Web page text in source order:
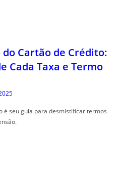
Cartão de Crédito:
Cada Taxa e Termo
é seu guia para desmistificar termos